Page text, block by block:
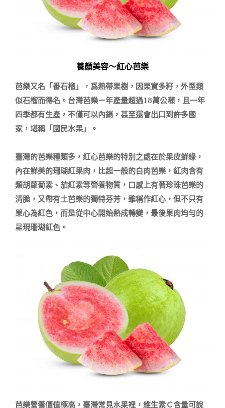
養顏美容～紅心芭樂
芭樂又名「番石榴」，爲熱帶果樹，因果實多籽，外型類
似石榴而得名。台灣芭樂ㄧ年產量超過18萬公噸，且一年
四季都有生產，不僅可以內銷，甚至還會出口到許多國
家，堪稱「國民水果」。
臺灣的芭樂種類多，紅心芭樂的特別之處在於果皮鮮綠，
內在鮮美的珊瑚紅果肉，比起一般的白肉芭樂，紅肉含有
類胡蘿蔔素、茄紅素等營養物質，口感上有著珍珠芭樂的
清脆，又帶有土芭樂的獨特芬芳，雖稱作紅心，但不只有
果心為紅色，而是從中心開始熟成轉變，最後果肉均勻的
芭樂營養價值極高，臺灣常見水果裡，維生素Ｃ含量可說